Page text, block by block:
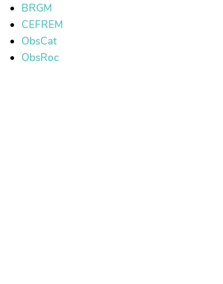
BRGM
CEFREM
ObsCat
ObsRoc